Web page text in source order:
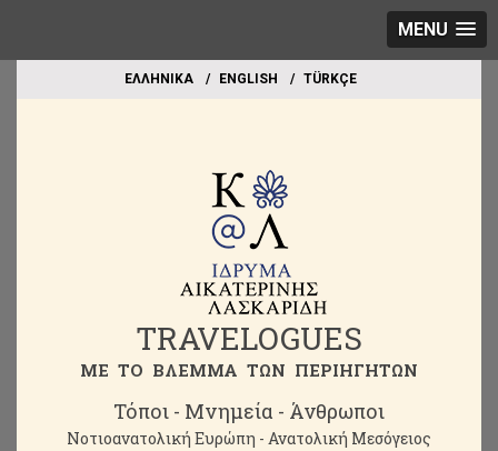
MENU
EΛΛΗΝΙΚΑ ΕΝGLISH TÜRKÇE
TRAVELOGUES
ME TO BΛΕΜΜΑ ΤΩΝ ΠΕΡΙΗΓΗΤΩΝ
Τόποι - Μνημεία - Άνθρωποι
Νοτιοανατολική Ευρώπη - Ανατολική Μεσόγειος